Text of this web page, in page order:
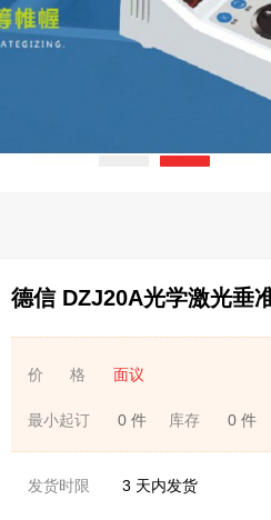
德信 DZJ20A光学激光垂
价 格 面议
最小起订 0 件 库存 0 件
发货时限 3 天内发货